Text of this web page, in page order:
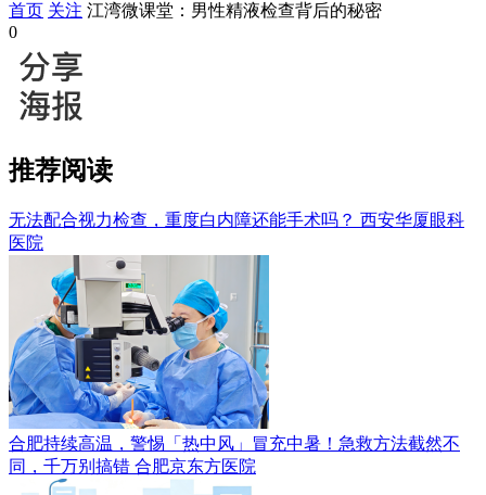
首页 关注 江湾微课堂：男性精液检查背后的秘密
0
推荐阅读
无法配合视力检查，重度白内障还能手术吗？ 西安华厦眼科
医院
合肥持续高温，警惕「热中风」冒充中暑！急救方法截然不
同，千万别搞错 合肥京东方医院